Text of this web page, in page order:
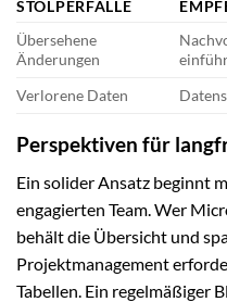
STOLPERFALLE
Übersehene
Änderungen
Verlorene Daten
Perspektiven für
Ein solider Ansatz beginnt
engagierten Team. Wer
behält die Übersicht und
Projektmanagement
Tabellen. Ein regelmäßiger